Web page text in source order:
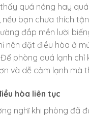
quá nóng hay
nếu bạn chưa thích
đắp mền lười
nên đặt điều hòa ở
phòng quá lạnh chỉ
và dễ cảm lạnh mà
hòa liên tục
nghĩ khi phòng đã